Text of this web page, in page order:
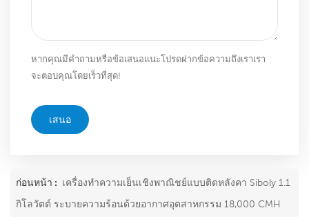
หากคุณมีคำถามหรือข้อเสนอแนะโปรดฝากข้อความถึงเราเรา
จะตอบคุณโดยเร็วที่สุด!
เสนอ
ก่อนหน้า : เครื่องทำความเย็นเชิงพาณิชย์แบบติดหลังคา Siboly 1.1
กิโลวัตต์ ระบายความร้อนด้วยอากาศอุตสาหกรรม 18,000 CMH